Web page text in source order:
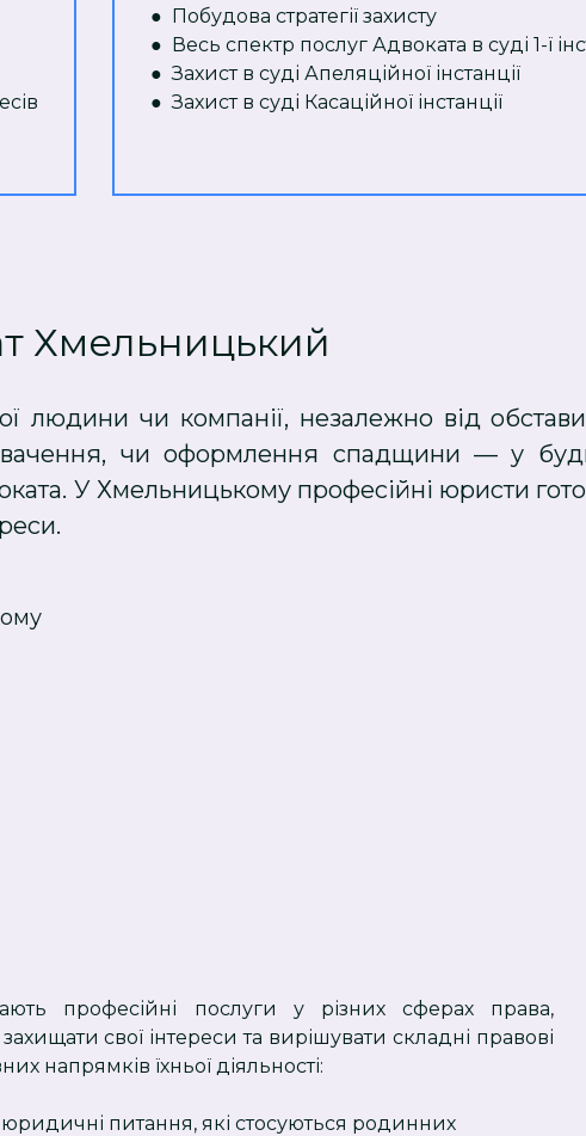
● Побудова стратегії захисту
● Весь спектр послуг Адвоката в суді 1-ї
● Захист в суді Апеляційної інстанції
● Захист в суді Касаційної інстанції
Хмельницький
людини чи компанії, незалежно від
чи оформлення спадщини — у
У Хмельницькому професійні юристи
професійні послуги у різних сферах права,
свої інтереси та вирішувати складні правові
напрямків їхньої діяльності:
питання, які стосуються родинних